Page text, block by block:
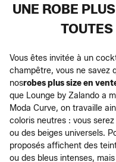
UNE ROBE
Vous êtes invitée à un
champêtre, vous ne savez
nosrobes plus size en
que Lounge by Zalando a
Moda Curve, on travaille
coloris neutres : vous
ou des beiges universels.
proposés affichent des
ou des bleus intenses,